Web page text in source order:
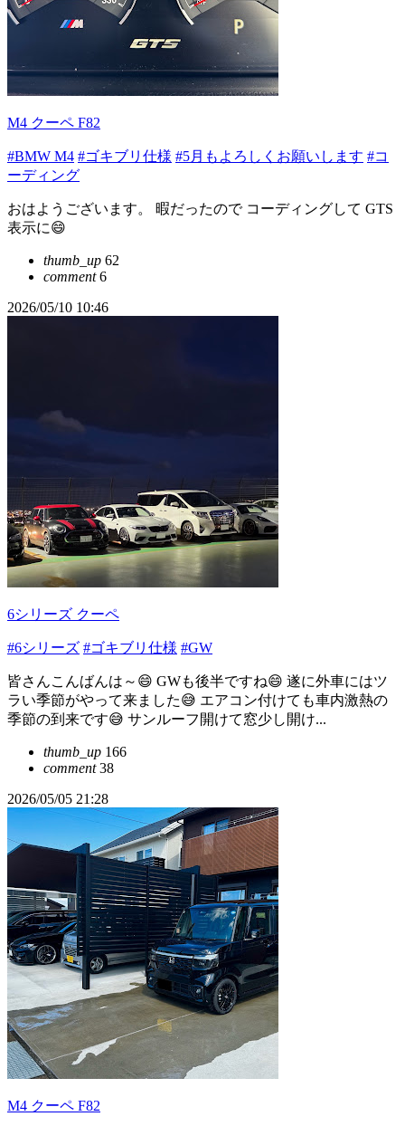
M4 クーペ F82
#BMW M4 #ゴキブリ仕様 #5月もよろしくお願いします #コ
ーディング
おはようございます。 暇だったので コーディングして GTS
表示に😄
thumb_up 62
comment6
2026/05/10 10:46
6シリーズ クーペ
#6シリーズ #ゴキブリ仕様 #GW
皆さんこんばんは～😄 GWも後半ですね😄 遂に外車にはツ
ラい季節がやって来ました😅 エアコン付けても車内激熱の
季節の到来です😅 サンルーフ開けて窓少し開け...
thumb_up 166
comment38
2026/05/05 21:28
M4 クーペ F82